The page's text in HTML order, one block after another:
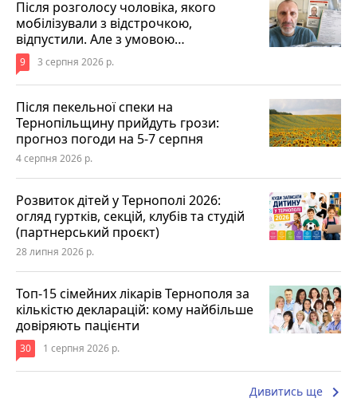
Після розголосу чоловіка, якого
мобілізували з відстрочкою,
відпустили. Але з умовою…
9 3 серпня 2026 р.
Після пекельної спеки на
Тернопільщину прийдуть грози:
прогноз погоди на 5-7 серпня
4 серпня 2026 р.
Розвиток дітей у Тернополі 2026:
огляд гуртків, секцій, клубів та студій
(партнерський проєкт)
28 липня 2026 р.
Топ-15 сімейних лікарів Тернополя за
кількістю декларацій: кому найбільше
довіряють пацієнти
30 1 серпня 2026 р.
Дивитись ще keyboard_arrow_right